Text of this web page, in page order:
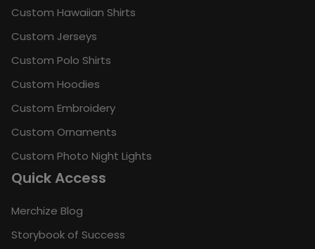
Custom Hawaiian Shirts
Custom Jerseys
Custom Polo Shirts
Custom Hoodies
Custom Embroidery
Custom Ornaments
Custom Photo Night Lights
Quick Access
Merchize Blog
Storybook of Success